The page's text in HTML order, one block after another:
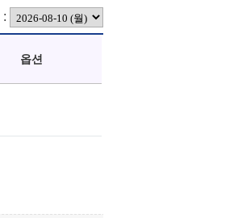
:
옵션